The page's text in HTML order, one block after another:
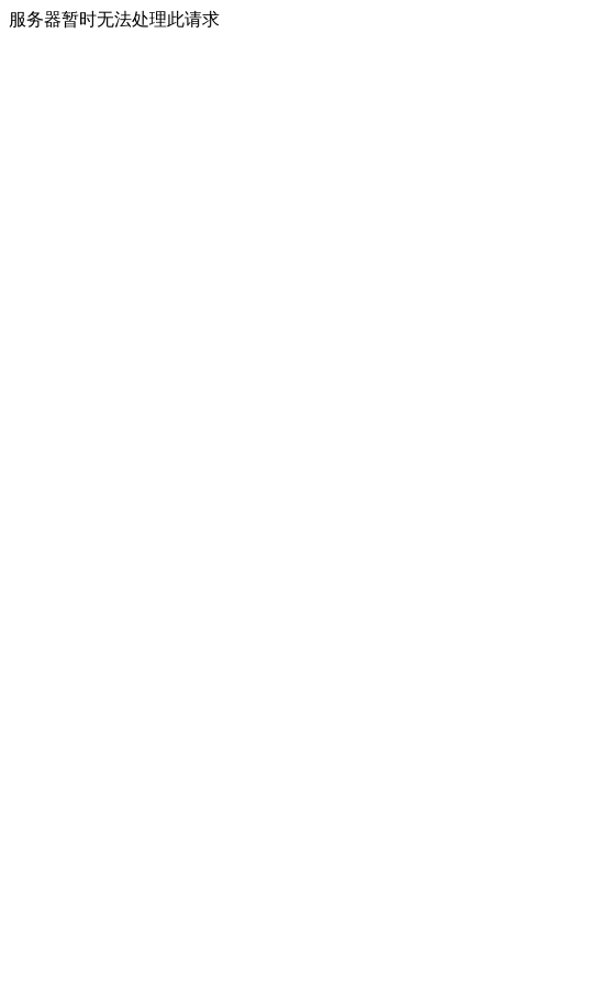
服务器暂时无法处理此请求